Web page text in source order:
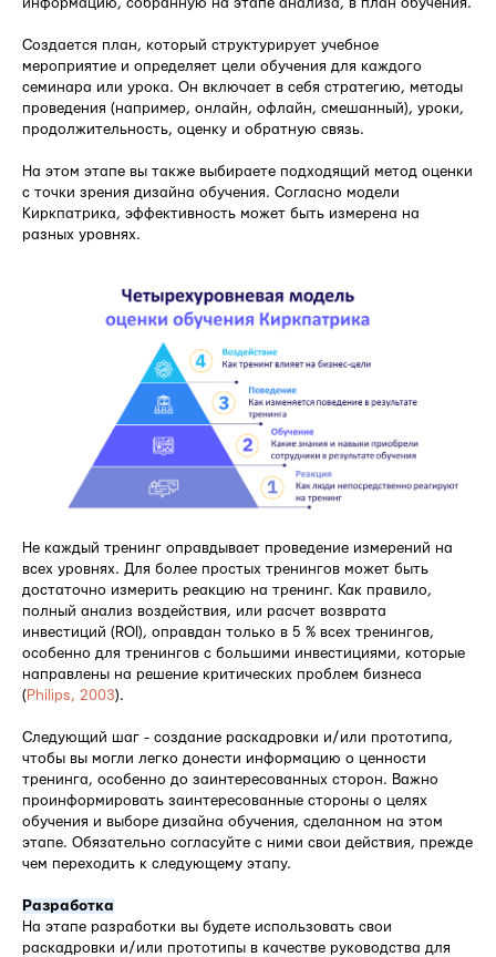
информацию, собранную на этапе анализа, в план обучения.
Создается план, который структурирует учебное
мероприятие и определяет цели обучения для каждого
семинара или урока. Он включает в себя стратегию, методы
проведения (например, онлайн, офлайн, смешанный), уроки,
продолжительность, оценку и обратную связь.
На этом этапе вы также выбираете подходящий метод оценки
с точки зрения дизайна обучения. Согласно модели
Киркпатрика, эффективность может быть измерена на
разных уровнях.
Не каждый тренинг оправдывает проведение измерений на
всех уровнях. Для более простых тренингов может быть
достаточно измерить реакцию на тренинг. Как правило,
полный анализ воздействия, или расчет возврата
инвестиций (ROI), оправдан только в 5 % всех тренингов,
особенно для тренингов с большими инвестициями, которые
направлены на решение критических проблем бизнеса
(Philips, 2003).
Следующий шаг - создание раскадровки и/или прототипа,
чтобы вы могли легко донести информацию о ценности
тренинга, особенно до заинтересованных сторон. Важно
проинформировать заинтересованные стороны о целях
обучения и выборе дизайна обучения, сделанном на этом
этапе. Обязательно согласуйте с ними свои действия, прежде
чем переходить к следующему этапу.
Разработка
На этапе разработки вы будете использовать свои
раскадровки и/или прототипы в качестве руководства для